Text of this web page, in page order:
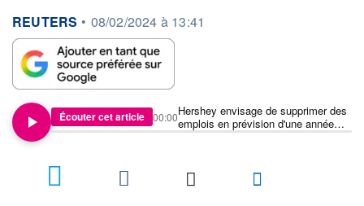
information fournie par
REUTERS • 08/02/2024 à 13:41
Écouter cet article
Hershey envisage de supprimer des
emplois en prévision d'une année
2024 morose
00:00